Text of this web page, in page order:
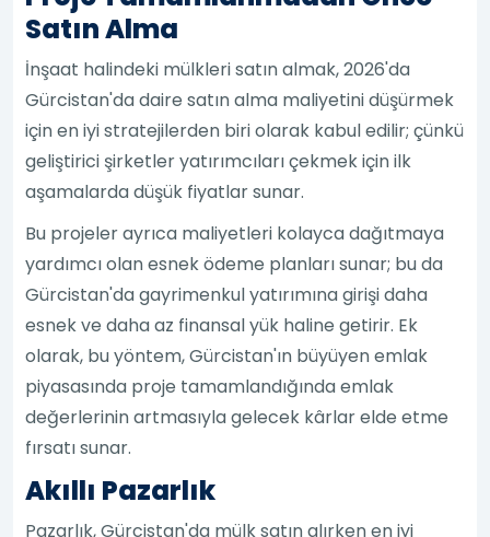
Satın Alma
İnşaat halindeki mülkleri satın almak, 2026'da
Gürcistan'da daire satın alma maliyetini düşürmek
için en iyi stratejilerden biri olarak kabul edilir; çünkü
geliştirici şirketler yatırımcıları çekmek için ilk
aşamalarda düşük fiyatlar sunar.
Bu projeler ayrıca maliyetleri kolayca dağıtmaya
yardımcı olan esnek ödeme planları sunar; bu da
Gürcistan'da gayrimenkul yatırımına girişi daha
esnek ve daha az finansal yük haline getirir. Ek
olarak, bu yöntem, Gürcistan'ın büyüyen emlak
piyasasında proje tamamlandığında emlak
değerlerinin artmasıyla gelecek kârlar elde etme
fırsatı sunar.
Akıllı Pazarlık
Pazarlık, Gürcistan'da mülk satın alırken en iyi